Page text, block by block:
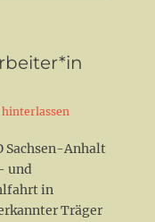
Sachsen-Anhalt
und
in
Träger